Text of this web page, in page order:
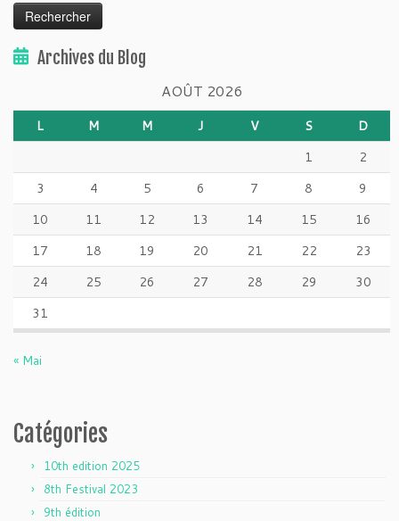
Archives du Blog
AOÛT 2026
L M M J V S
D
1
2
3
4 5 6 7 8
9
10
11 12 13 14 15
16
17
18 19 20 21 22
23
24
25 26 27 28 29
30
31
« Mai
Catégories
10th edition 2025
8th Festival 2023
9th édition